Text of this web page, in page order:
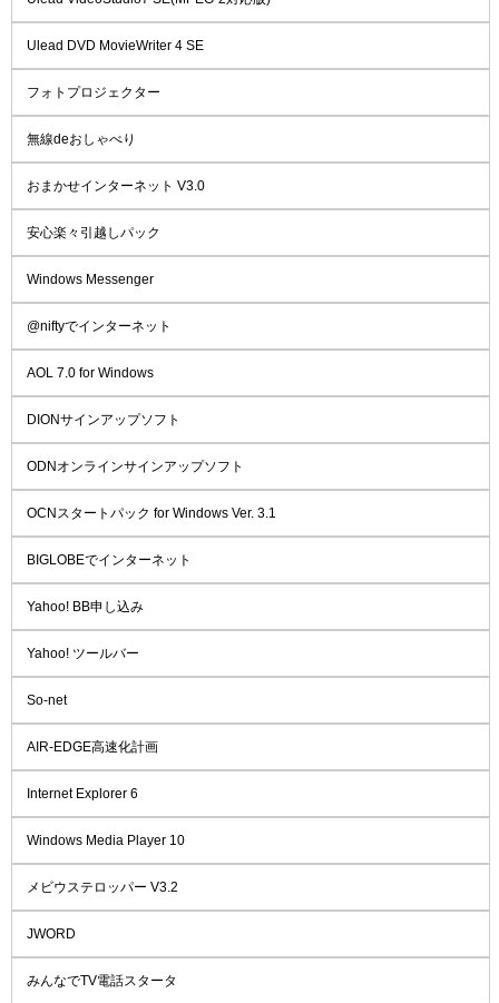
Ulead DVD MovieWriter 4 SE
フォトプロジェクター
無線deおしゃべり
おまかせインターネット V3.0
安心楽々引越しパック
Windows Messenger
@niftyでインターネット
AOL 7.0 for Windows
DIONサインアップソフト
ODNオンラインサインアップソフト
OCNスタートパック for Windows Ver. 3.1
BIGLOBEでインターネット
Yahoo! BB申し込み
Yahoo! ツールバー
So-net
AIR-EDGE高速化計画
Internet Explorer 6
Windows Media Player 10
メビウステロッパー V3.2
JWORD
みんなでTV電話スタータ